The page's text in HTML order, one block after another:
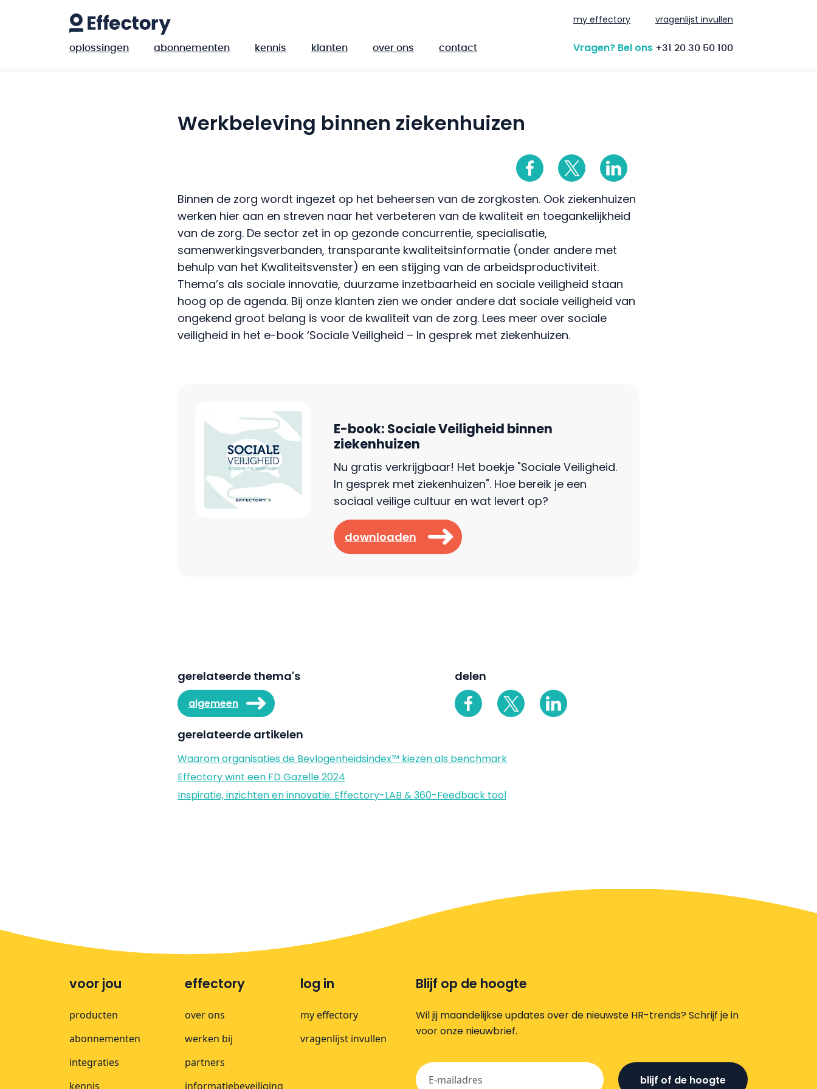
my effectory vragenlijst invullen
oplossingen abonnementen kennis klanten over ons contact Vragen? Bel ons +31 20 30 50 100
Werkbeleving binnen ziekenhuizen
Binnen de zorg wordt ingezet op het beheersen van de zorgkosten. Ook ziekenhuizen
werken hier aan en streven naar het verbeteren van de kwaliteit en toegankelijkheid
van de zorg. De sector zet in op gezonde concurrentie, specialisatie,
samenwerkingsverbanden, transparante kwaliteitsinformatie (onder andere met
behulp van het Kwaliteitsvenster) en een stijging van de arbeidsproductiviteit.
Thema’s als sociale innovatie, duurzame inzetbaarheid en sociale veiligheid staan
hoog op de agenda. Bij onze klanten zien we onder andere dat sociale veiligheid van
ongekend groot belang is voor de kwaliteit van de zorg. Lees meer over sociale
veiligheid in het e-book ‘Sociale Veiligheid – In gesprek met ziekenhuizen.
E-book: Sociale Veiligheid binnen
ziekenhuizen
Nu gratis verkrijgbaar! Het boekje "Sociale Veiligheid.
In gesprek met ziekenhuizen". Hoe bereik je een
sociaal veilige cultuur en wat levert op?
downloaden
gerelateerde thema's
algemeen
delen
gerelateerde artikelen
Waarom organisaties de Bevlogenheidsindex™ kiezen als benchmark
Effectory wint een FD Gazelle 2024
Inspiratie, inzichten en innovatie: Effectory-LAB & 360-Feedback tool
voor jou
producten
abonnementen
integraties
kennis
effectory
over ons
werken bij
partners
informatiebeveiliging
log in
my effectory
vragenlijst invullen
Blijf op de hoogte
Wil jij maandelijkse updates over de nieuwste HR-trends? Schrijf je in
voor onze nieuwbrief.
blijf of de hoogte